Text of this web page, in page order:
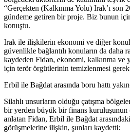
“Gerçekten (Kalkınma Yolu) Irak’ı son
gündeme getiren bir proje. Biz bunun
konuştu.
Irak ile ilişkilerin ekonomi ve diğer
güvenlikle bağlantılı konuların da daha
kaydeden Fidan, ekonomi, kalkınma ve
için terör örgütlerinin temizlenmesi
Erbil ile Bağdat arasında boru hattı
Silahlı unsurların olduğu çatışma
bir yerden büyük bir finans kuruluşunun
anlatan Fidan, Erbil ile Bağdat
görüşmelerine ilişkin, şunları kaydetti: